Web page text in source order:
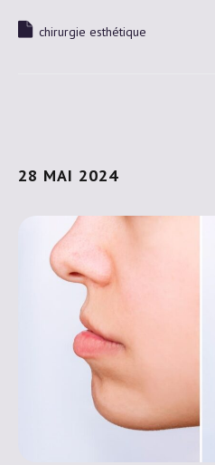
chirurgie esthétique
28 MAI 2024